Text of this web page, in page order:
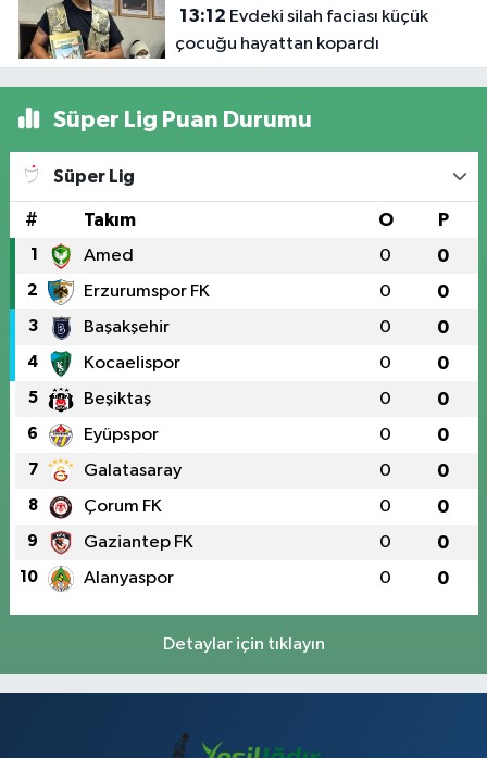
13:12
çocuğu hayattan kopardı
Süper Lig Puan Durumu
Süper Lig
# Takım O P
1 Amed 0 0
2 Erzurumspor FK 0 0
3 Başakşehir 0 0
4 Kocaelispor 0 0
5 Beşiktaş 0 0
6 Eyüpspor 0 0
7 Galatasaray 0 0
8 Çorum FK 0 0
9 Gaziantep FK 0 0
10 Alanyaspor 0 0
Detaylar için tıklayın